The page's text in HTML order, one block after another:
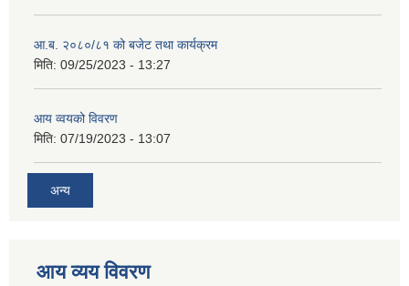
आ.ब. २०८०/८१ को बजेट तथा कार्यक्रम
मिति: 09/25/2023 - 13:27
आय व्वयको विवरण
मिति: 07/19/2023 - 13:07
अन्य
आय व्यय विवरण